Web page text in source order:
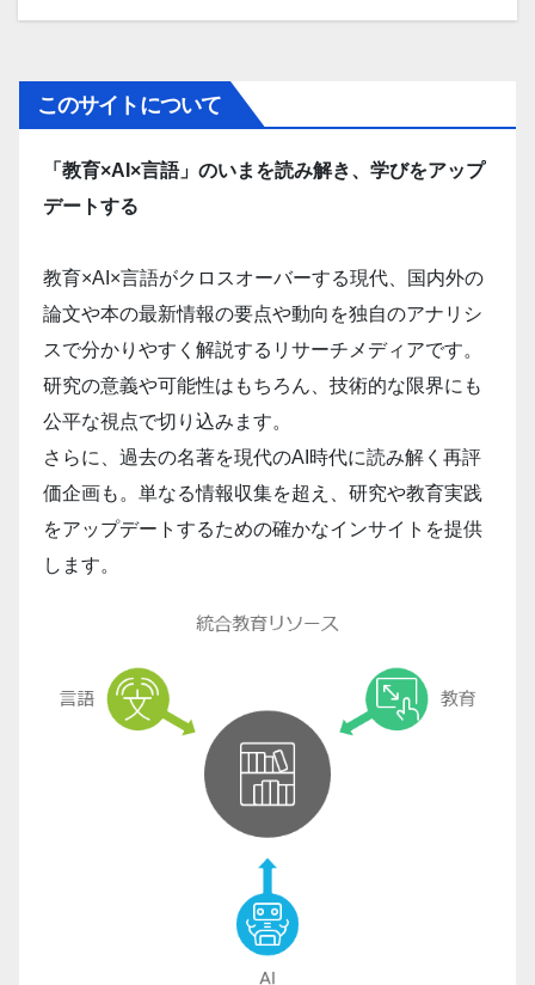
このサイトについて
「教育×AI×言語」のいまを読み解き、学びをアップ
デートする
教育×AI×言語がクロスオーバーする現代、国内外の
論文や本の最新情報の要点や動向を独自のアナリシ
スで分かりやすく解説するリサーチメディアです。
研究の意義や可能性はもちろん、技術的な限界にも
公平な視点で切り込みます。
さらに、過去の名著を現代のAI時代に読み解く再評
価企画も。単なる情報収集を超え、研究や教育実践
をアップデートするための確かなインサイトを提供
します。